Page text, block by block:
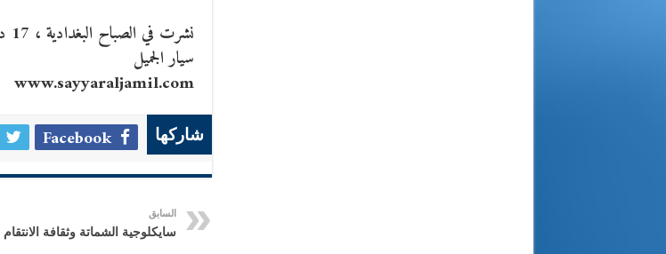
سيار الجميل
www.sayyaraljamil.com
شاركها Facebook
السابق
سايكلوجية الشماتة وثقافة الانتقام